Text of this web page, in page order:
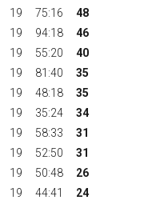
19 75:16
48
19 94:18
46
19 55:20
40
19 81:40
35
19 48:18
35
19 35:24
34
19 58:33
31
19 52:50
31
19 50:48
26
19 44:41
24